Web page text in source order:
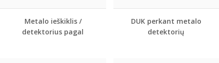
Metalo ieškiklis /
detektorius pagal
DUK perkant metalo
detektorių